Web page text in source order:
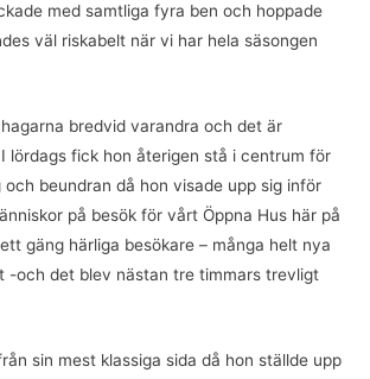
med samtliga fyra ben och hoppade
väl riskabelt när vi har hela säsongen
bredvid varandra och det är
lördags fick hon återigen stå i centrum för
beundran då hon visade upp sig inför
på besök för vårt Öppna Hus här på
gäng härliga besökare – många helt nya
-och det blev nästan tre timmars trevligt
sin mest klassiga sida då hon ställde upp